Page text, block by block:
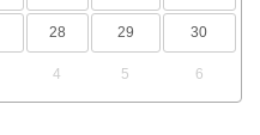
28 29 30
4 5 6